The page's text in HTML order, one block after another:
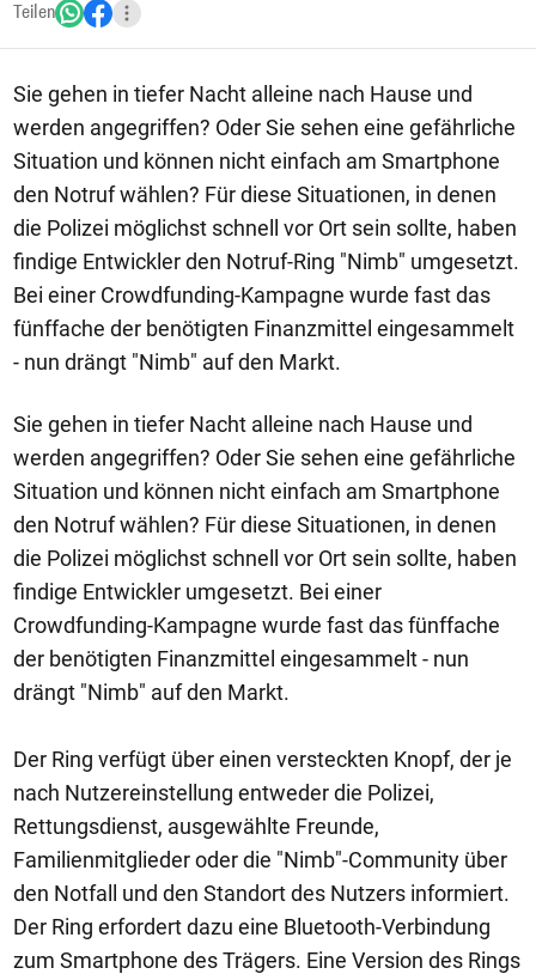
Teilen
Sie gehen in tiefer Nacht alleine nach Hause und
werden angegriffen? Oder Sie sehen eine gefährliche
Situation und können nicht einfach am Smartphone
den Notruf wählen? Für diese Situationen, in denen
die Polizei möglichst schnell vor Ort sein sollte, haben
findige Entwickler den Notruf-Ring "Nimb" umgesetzt.
Bei einer Crowdfunding-Kampagne wurde fast das
fünffache der benötigten Finanzmittel eingesammelt
- nun drängt "Nimb" auf den Markt.
Sie gehen in tiefer Nacht alleine nach Hause und
werden angegriffen? Oder Sie sehen eine gefährliche
Situation und können nicht einfach am Smartphone
den Notruf wählen? Für diese Situationen, in denen
die Polizei möglichst schnell vor Ort sein sollte, haben
findige Entwickler umgesetzt. Bei einer
Crowdfunding-Kampagne wurde fast das fünffache
der benötigten Finanzmittel eingesammelt - nun
drängt "Nimb" auf den Markt.
Der Ring verfügt über einen versteckten Knopf, der je
nach Nutzereinstellung entweder die Polizei,
Rettungsdienst, ausgewählte Freunde,
Familienmitglieder oder die "Nimb"-Community über
den Notfall und den Standort des Nutzers informiert.
Der Ring erfordert dazu eine Bluetooth-Verbindung
zum Smartphone des Trägers. Eine Version des Rings